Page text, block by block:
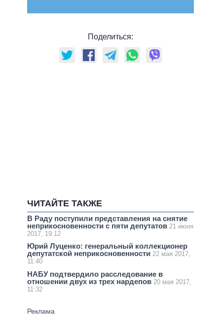
Поделиться:
ЧИТАЙТЕ ТАКЖЕ
В Раду поступили представления на снятие
неприкосновенности с пяти депутатов 21 июня
2017, 19:12
Юрий Луценко: генеральный коллекционер
депутатской неприкосновенности 22 мая 2017,
11:40
НАБУ подтвердило расследование в
отношении двух из трех нардепов 20 мая 2017,
11:32